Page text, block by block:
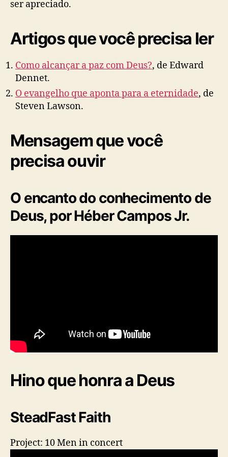
ser apreciado.
Artigos que você precisa ler
Como alcançar a paz com Deus?, de Edward
Dennet.
O evangelho que aponta para a eternidade, de
Steven Lawson.
Mensagem que você
precisa ouvir
O encanto do conhecimento de
Deus, por Héber Campos Jr.
Hino que honra a Deus
SteadFast Faith
Project: 10 Men in concert